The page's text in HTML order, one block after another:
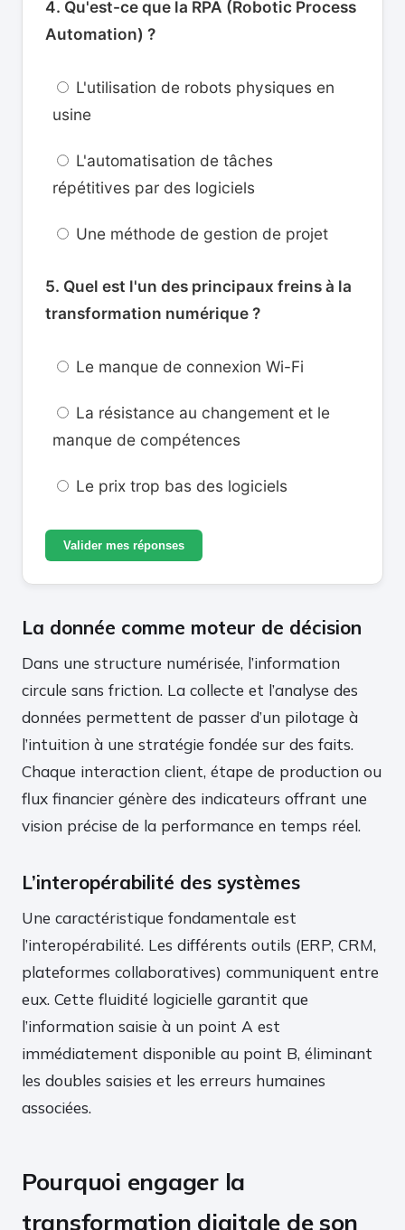
4. Qu'est-ce que la RPA (Robotic Process
Automation) ?
L'utilisation de robots physiques en
usine
L'automatisation de tâches
répétitives par des logiciels
Une méthode de gestion de projet
5. Quel est l'un des principaux freins à la
transformation numérique ?
Le manque de connexion Wi-Fi
La résistance au changement et le
manque de compétences
Le prix trop bas des logiciels
Valider mes réponses
La donnée comme moteur de décision
Dans une structure numérisée, l’information
circule sans friction. La collecte et l’analyse des
données permettent de passer d’un pilotage à
l’intuition à une stratégie fondée sur des faits.
Chaque interaction client, étape de production ou
flux financier génère des indicateurs offrant une
vision précise de la performance en temps réel.
L’interopérabilité des systèmes
Une caractéristique fondamentale est
l’interopérabilité. Les différents outils (ERP, CRM,
plateformes collaboratives) communiquent entre
eux. Cette fluidité logicielle garantit que
l’information saisie à un point A est
immédiatement disponible au point B, éliminant
les doubles saisies et les erreurs humaines
associées.
Pourquoi engager la
transformation digitale de son